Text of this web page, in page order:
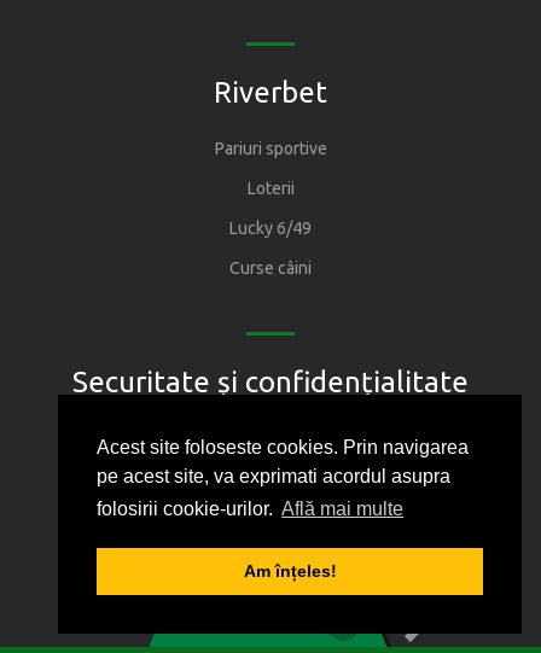
Acest site foloseste cookies. Prin navigarea
pe acest site, va exprimati acordul asupra
folosirii cookie-urilor. Află mai multe
Am înțeles!
Riverbet
Pariuri sportive
Loterii
Lucky 6/49
Curse câini
Securitate și confidențialitate
Regulament
Joacă responsabil
Oficiul National pentru Jocuri de Noroc
Politica de confidentialitate
Cum folosim cookie-urile